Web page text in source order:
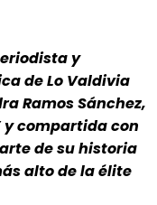
y
de Lo Valdivia
Ramos Sánchez,
y compartida con
de su historia
alto de la élite